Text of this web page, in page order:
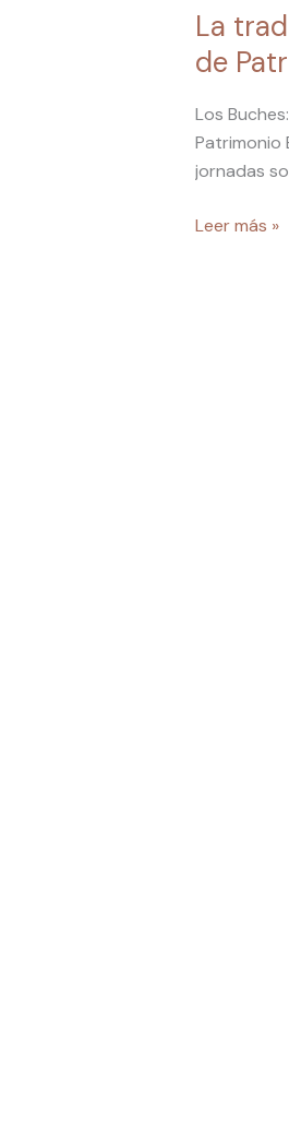
La
de
Los
Patrimonio
jornadas
Los
Buches
las
III
Jornadas
Patrimonio
Leer más »